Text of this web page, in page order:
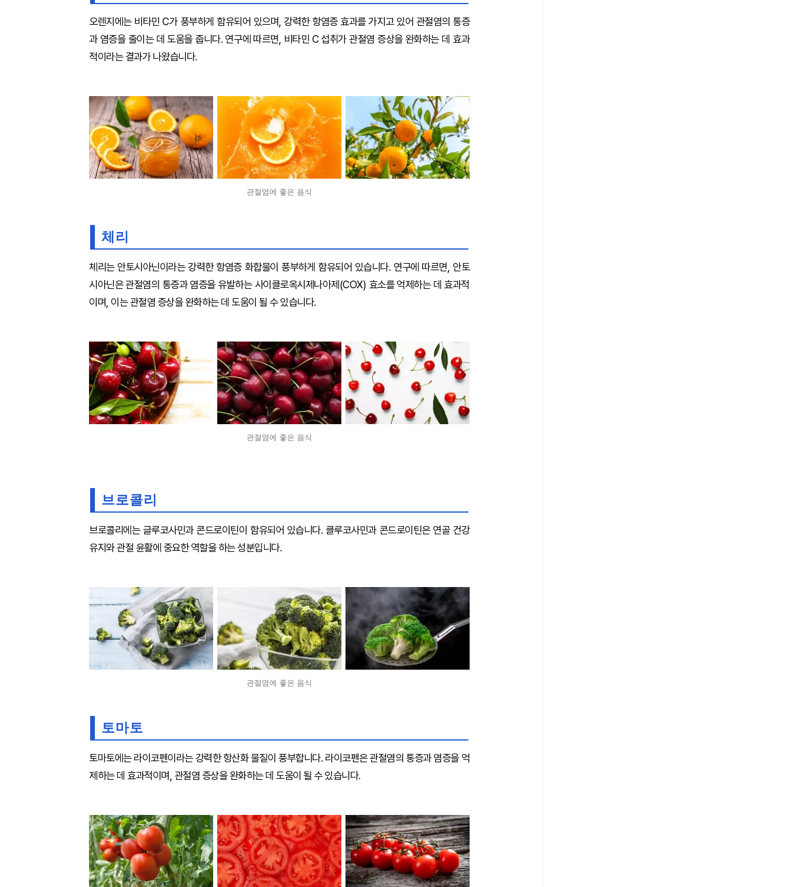
오렌지에는 비타민 C가 풍부하게 함유되어 있으며, 강력한 항염증 효과를 가지고 있어 관절염의 통증
과 염증을 줄이는 데 도움을 줍니다. 연구에 따르면, 비타민 C 섭취가 관절염 증상을 완화하는 데 효과
적이라는 결과가 나왔습니다.
관절염에 좋은 음식
체리
체리는 안토시아닌이라는 강력한 항염증 화합물이 풍부하게 함유되어 있습니다. 연구에 따르면, 안토
시아닌은 관절염의 통증과 염증을 유발하는 사이클로옥시제나아제(COX) 효소를 억제하는 데 효과적
이며, 이는 관절염 증상을 완화하는 데 도움이 될 수 있습니다.
관절염에 좋은 음식
브로콜리
브로콜리에는 글루코사민과 콘드로이틴이 함유되어 있습니다. 클루코사민과 콘드로이틴은 연골 건강
유지와 관절 윤활에 중요한 역할을 하는 성분입니다.
관절염에 좋은 음식
토마토
토마토에는 라이코펜이라는 강력한 항산화 물질이 풍부합니다. 라이코펜은 관절염의 통증과 염증을 억
제하는 데 효과적이며, 관절염 증상을 완화하는 데 도움이 될 수 있습니다.